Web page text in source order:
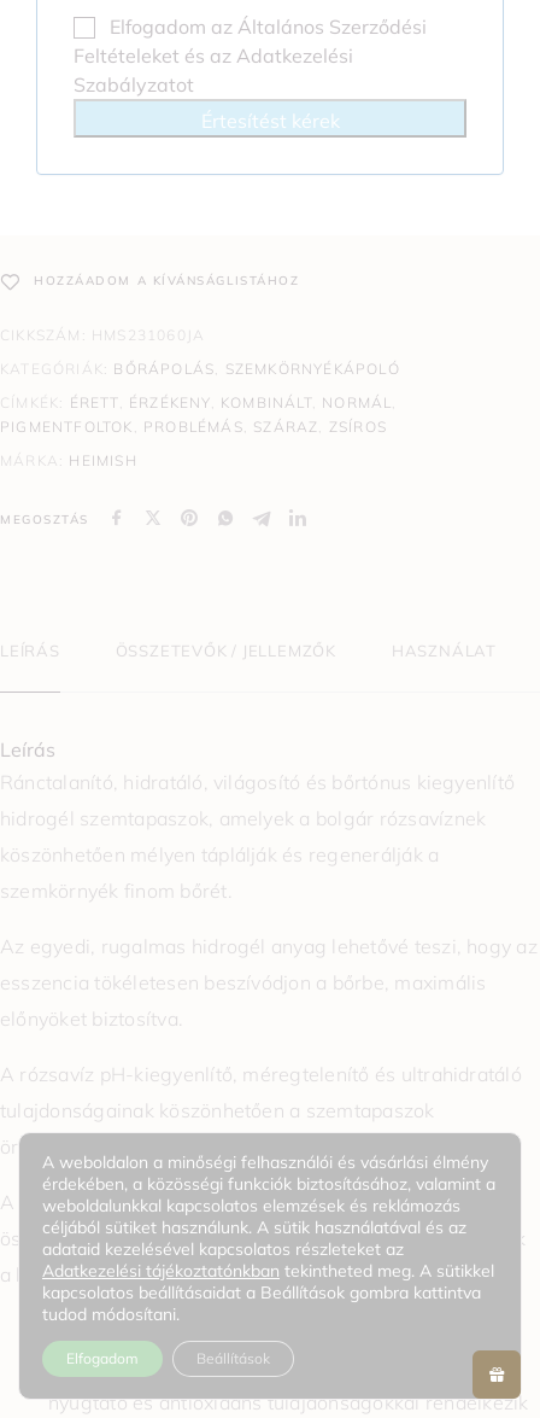
Elfogadom az Általános Szerződési
Feltételeket és az Adatkezelési
Szabályzatot
Értesítést kérek
HOZZÁADOM A KÍVÁNSÁGLISTÁHOZ
CIKKSZÁM: HMS231060JA
KATEGÓRIÁK: BŐRÁPOLÁS, SZEMKÖRNYÉKÁPOLÓ
CÍMKÉK: ÉRETT, ÉRZÉKENY, KOMBINÁLT, NORMÁL,
PIGMENTFOLTOK , PROBLÉMÁS, SZÁRAZ , ZSÍROS
MÁRKA: HEIMISH
MEGOSZTÁS
LEÍRÁS ÖSSZETEVŐK / JELLEMZŐK HASZNÁLAT
Leírás
Ránctalanító, hidratáló, világosító és bőrtónus kiegyenlítő
hidrogél szemtapaszok, amelyek a bolgár rózsavíznek
köszönhetően mélyen táplálják és regenerálják a
szemkörnyék finom bőrét.
Az egyedi, rugalmas hidrogél anyag lehetővé teszi, hogy az
esszencia tökéletesen beszívódjon a bőrbe, maximális
előnyöket biztosítva.
A rózsavíz pH-kiegyenlítő, méregtelenítő és ultrahidratáló
tulajdonságainak köszönhetően a szemtapaszok
öregedésgátló hatásúak, segítik a ráncok kisimítását.
A Heimish Hydrogel bolgár szemtapasz természetes
összetevőket tartalmaz, amelyek jótékony hatással vannak
a bőrre:
hámréteget, szabályozza a felesleges faggyút,
nyugtató és antioxidáns tulajdonságokkal rendelkezik
A weboldalon a minőségi felhasználói és vásárlási élmény
érdekében, a közösségi funkciók biztosításához, valamint a
weboldalunkkal kapcsolatos elemzések és reklámozás
céljából sütiket használunk. A sütik használatával és az
adataid kezelésével kapcsolatos részleteket az
Adatkezelési tájékoztatónkban tekintheted meg. A sütikkel
kapcsolatos beállításaidat a Beállítások gombra kattintva
tudod módosítani.
Elfogadom Beállítások